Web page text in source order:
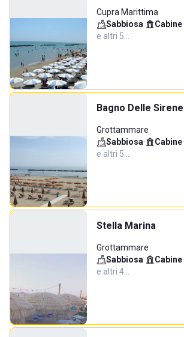
Cupra Marittima
Sabbiosa· Cabine·
e altri 5…
Bagno Delle Sirene
Grottammare
Sabbiosa· Cabine·
e altri 5…
Stella Marina
Grottammare
Sabbiosa· Cabine·
e altri 4…